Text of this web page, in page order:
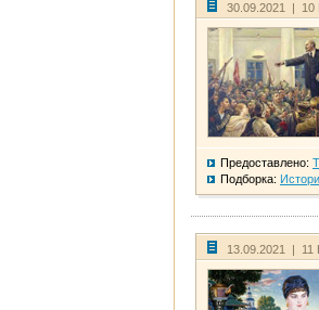
30.09.2021 | 10
Предоставлено:
Подборка:
13.09.2021 | 11